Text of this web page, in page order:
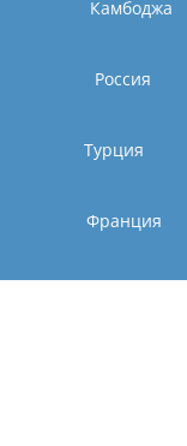
Камбоджа
Россия
Турция
Франция